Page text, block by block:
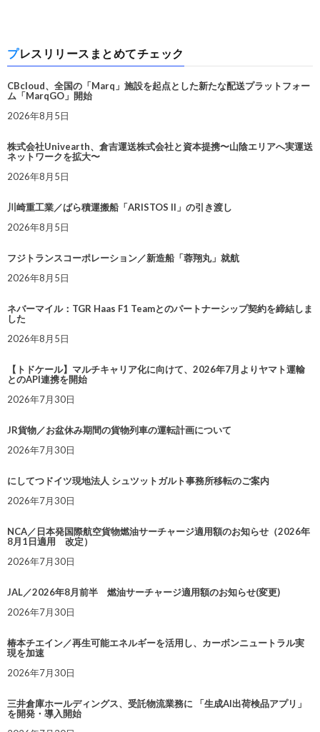
プレスリリースまとめてチェック
CBcloud、全国の「Marq」施設を起点とした新たな配送プラットフォー
ム「MarqGO」開始
2026年8月5日
株式会社Univearth、倉吉運送株式会社と資本提携〜山陰エリアへ実運送
ネットワークを拡大〜
2026年8月5日
川崎重工業／ばら積運搬船「ARISTOS II」の引き渡し
2026年8月5日
フジトランスコーポレーション／新造船「蓉翔丸」就航
2026年8月5日
ネバーマイル：TGR Haas F1 Teamとのパートナーシップ契約を締結しま
した
2026年8月5日
【トドケール】マルチキャリア化に向けて、2026年7月よりヤマト運輸
とのAPI連携を開始
2026年7月30日
JR貨物／お盆休み期間の貨物列車の運転計画について
2026年7月30日
にしてつドイツ現地法人 シュツットガルト事務所移転のご案内
2026年7月30日
NCA／日本発国際航空貨物燃油サーチャージ適用額のお知らせ（2026年
8月1日適用 改定）
2026年7月30日
JAL／2026年8月前半 燃油サーチャージ適用額のお知らせ(変更)
2026年7月30日
椿本チエイン／再生可能エネルギーを活用し、カーボンニュートラル実
現を加速
2026年7月30日
三井倉庫ホールディングス、受託物流業務に 「生成AI出荷検品アプリ」
を開発・導入開始